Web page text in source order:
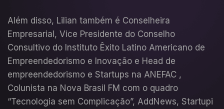
Além disso, Lilian também é Conselheira
Empresarial, Vice Presidente do Conselho
Consultivo do Instituto Êxito Latino Americano de
Empreendedorismo e Inovação e Head de
empreendedorismo e Startups na ANEFAC ,
Colunista na Nova Brasil FM com o quadro
“Tecnologia sem Complicação”, AddNews, Startupi